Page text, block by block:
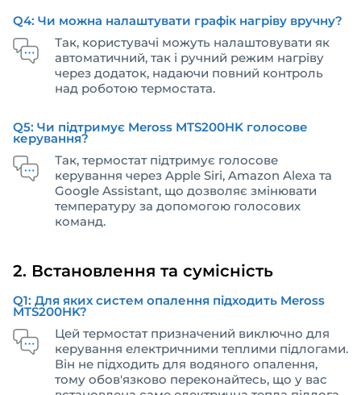
Q4: Чи можна налаштувати графік нагріву вручну?
Так, користувачі можуть налаштовувати як
автоматичний, так і ручний режим нагріву
через додаток, надаючи повний контроль
над роботою термостата.
Q5: Чи підтримує Meross MTS200HK голосове
керування?
Так, термостат підтримує голосове
керування через Apple Siri, Amazon Alexa та
Google Assistant, що дозволяє змінювати
температуру за допомогою голосових
команд.
2. Встановлення та сумісність
Q1: Для яких систем опалення підходить Meross
MTS200HK?
Цей термостат призначений виключно для
керування електричними теплими підлогами.
Він не підходить для водяного опалення,
тому обов'язково переконайтесь, що у вас